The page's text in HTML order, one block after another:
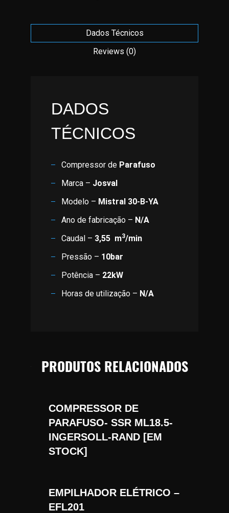
Dados Técnicos
Reviews (0)
DADOS
TÉCNICOS
Compressor de Parafuso
Marca – Josval
Modelo – Mistral 30-B-YA
Ano de fabricação – N/A
Caudal – 3,55 m3/min
Pressão – 10bar
Potência – 22kW
Horas de utilização – N/A
PRODUTOS RELACIONADOS
COMPRESSOR DE
PARAFUSO- SSR ML18.5-
INGERSOLL-RAND [EM
STOCK]
EMPILHADOR ELÉTRICO –
EFL201